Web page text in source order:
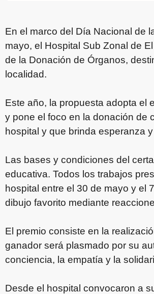
En el marco del Día Nacional de
mayo, el Hospital Sub Zonal de
de la Donación de Órganos,
localidad.
Este año, la propuesta adopta el
y pone el foco en la donación de
hospital y que brinda esperanza
Las bases y condiciones del
educativa. Todos los trabajos
hospital entre el 30 de mayo y el
dibujo favorito mediante
El premio consiste en la
ganador será plasmado por su
conciencia, la empatía y la
Desde el hospital convocaron a